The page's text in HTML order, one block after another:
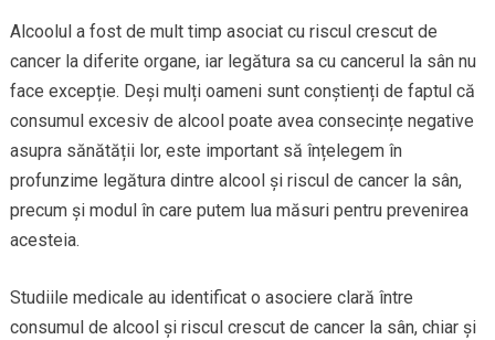
Alcoolul a fost de mult timp asociat cu riscul crescut de
cancer la diferite organe, iar legătura sa cu cancerul la sân nu
face excepție. Deși mulți oameni sunt conștienți de faptul că
consumul excesiv de alcool poate avea consecințe negative
asupra sănătății lor, este important să înțelegem în
profunzime legătura dintre alcool și riscul de cancer la sân,
precum și modul în care putem lua măsuri pentru prevenirea
acesteia.
Studiile medicale au identificat o asociere clară între
consumul de alcool și riscul crescut de cancer la sân, chiar și